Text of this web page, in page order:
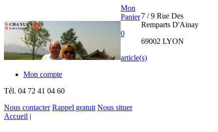
7 / 9 Rue Des
Remparts D'Ainay
69002 LYON
Mon
Panier
0
article(s)
Mon compte
Tél. 04 72 41 04 60
Nous contacter Rappel gratuit Nous situer
Accueil |